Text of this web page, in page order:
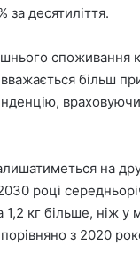
за десятиліття.
споживання
більш
враховуючи
на
році
кг більше, ніж
з 2020